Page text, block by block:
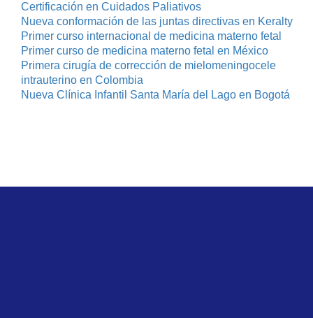
Certificación en Cuidados Paliativos
Nueva conformación de las juntas directivas en Keralty
Primer curso internacional de medicina materno fetal
Primer curso de medicina materno fetal en México
Primera cirugía de corrección de mielomeningocele
intrauterino en Colombia
Nueva Clínica Infantil Santa María del Lago en Bogotá